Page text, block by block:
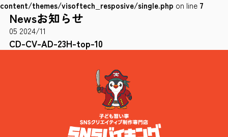
［受付時間］ 9：00～18：00 ※土・日・祝祭日・年末年始は除く
お問い合わせはこちら
content/themes/visoftech_resposive/single.php on line 7
Newsお知らせ
05 2024/11
CD-CV-AD-23H-top-10